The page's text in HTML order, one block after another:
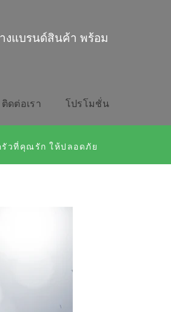
งแบรนด์สินค้า พร้อม
ติดต่อเรา โปรโมชั่น
วที่คุณรัก ให้ปลอดภัย